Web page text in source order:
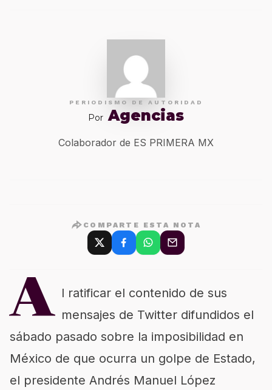
PERIODISMO DE AUTORIDAD
Por Agencias
Colaborador de ES PRIMERA MX
COMPARTE ESTA NOTA
A l ratificar el contenido de sus
mensajes de Twitter difundidos el
sábado pasado sobre la imposibilidad en
México de que ocurra un golpe de Estado,
el presidente Andrés Manuel López